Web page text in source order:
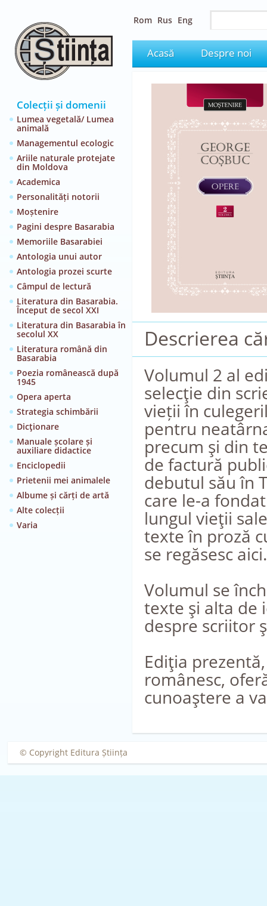
Colecții și domenii
Lumea vegetală/ Lumea
animală
Managementul ecologic
Ariile naturale protejate
din Moldova
Academica
Personalități notorii
Moștenire
Pagini despre Basarabia
Memoriile Basarabiei
Antologia unui autor
Antologia prozei scurte
Câmpul de lectură
Literatura din Basarabia.
Început de secol XXI
Literatura din Basarabia în
secolul XX
Literatura română din
Basarabia
Poezia românească după
1945
Opera aperta
Strategia schimbării
Dicţionare
Manuale școlare și
auxiliare didactice
Enciclopedii
Prietenii mei animalele
Albume și cărți de artă
Alte colecții
Varia
Rom Rus Eng
Acasă Despre noi
Descrierea
Volumul 2 al
selecţie din
vieții în
pentru
precum şi din
de factură
debutul său în
care le-a
lungul vieţii
texte în proză
se regăsesc aici.
Volumul se
texte şi alta de
despre scriitor
Ediţia
românesc,
cunoaştere a
© Copyright Editura Știința